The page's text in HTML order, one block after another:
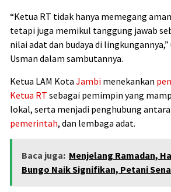
“Ketua RT tidak hanya memegang
tetapi juga memikul tanggung jawab
nilai adat dan budaya di
Usman dalam sambutannya.
Ketua LAM Kota Jambi menekankan
Ketua RT sebagai pemimpin yang
lokal, serta menjadi penghubung antara
pemerintah, dan lembaga adat.
Baca juga: Menjelang Ramadan,
Bungo Naik Signifikan, Petani